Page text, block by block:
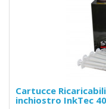
Cartucce
inchiostro InkTec